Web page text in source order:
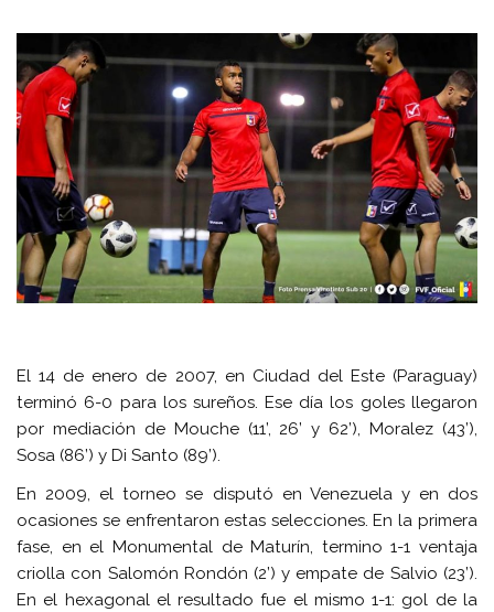
El 14 de enero de 2007, en Ciudad del Este (Paraguay)
terminó 6-0 para los sureños. Ese día los goles llegaron
por mediación de Mouche (11’, 26’ y 62’), Moralez (43’),
Sosa (86’) y Di Santo (89’).
En 2009, el torneo se disputó en Venezuela y en dos
ocasiones se enfrentaron estas selecciones. En la primera
fase, en el Monumental de Maturín, termino 1-1 ventaja
criolla con Salomón Rondón (2’) y empate de Salvio (23’).
En el hexagonal el resultado fue el mismo 1-1: gol de la